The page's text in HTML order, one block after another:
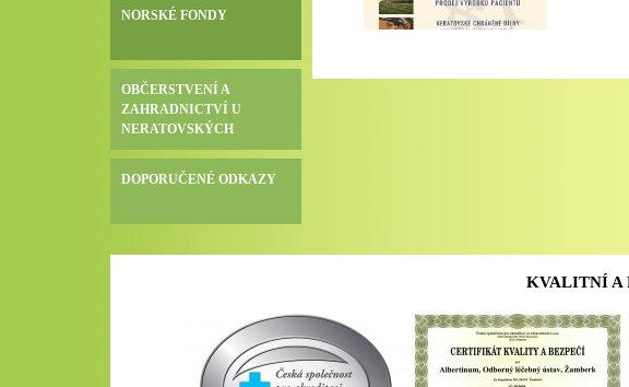
NORSKÉ FONDY
OBČERSTVENÍ A
ZAHRADNICTVÍ U
NERATOVSKÝCH
DOPORUČENÉ ODKAZY
KVALITNÍ A